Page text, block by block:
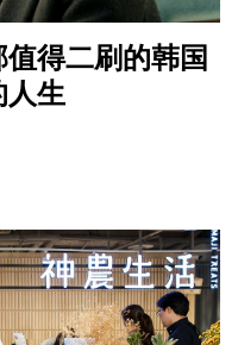
得二刷的韩国
人生